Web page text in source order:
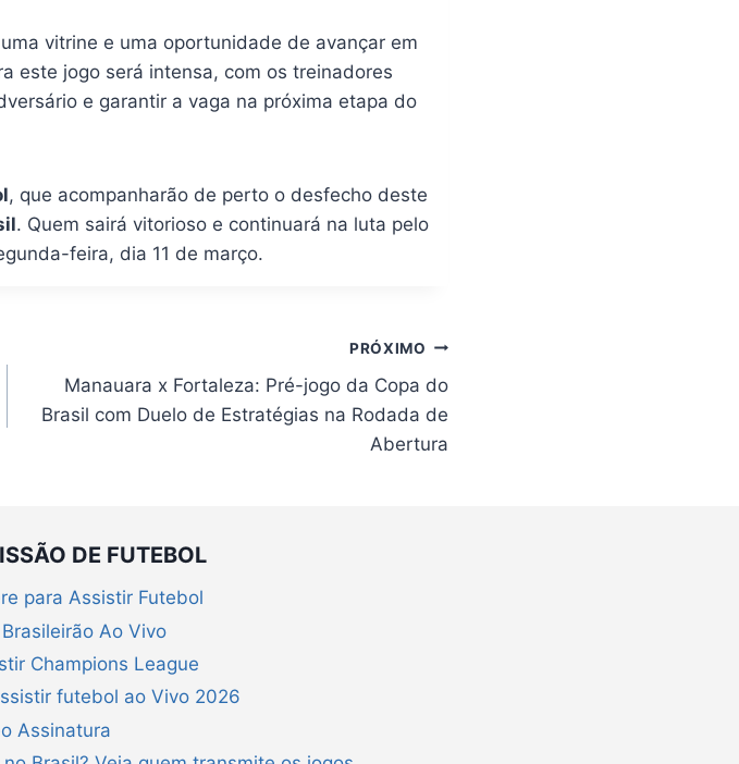
vitrine e uma oportunidade de avançar em
este jogo será intensa, com os treinadores
e garantir a vaga na próxima etapa do
, que acompanharão de perto o desfecho deste
. Quem sairá vitorioso e continuará na luta pelo
feira, dia 11 de março.
PRÓXIMO
Manauara x Fortaleza: Pré-jogo da Copa do
Brasil com Duelo de Estratégias na Rodada de
Abertura
DE FUTEBOL
para Assistir Futebol
Ao Vivo
Champions League
futebol ao Vivo 2026
Assinatura